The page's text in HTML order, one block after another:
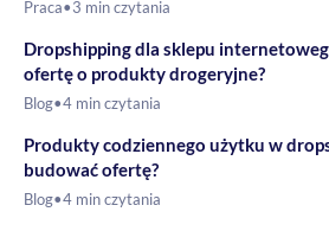
Praca•3 min czytania
Dropshipping dla sklepu
ofertę o produkty drogeryjne?
Blog•4 min czytania
Produkty codziennego użytku w
budować ofertę?
Blog•4 min czytania